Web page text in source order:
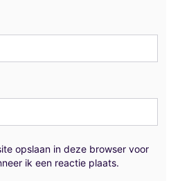
opslaan in deze browser voor
ik een reactie plaats.